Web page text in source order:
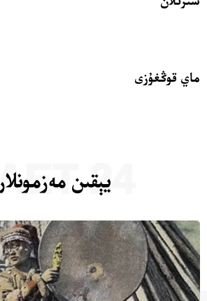
ماي قوڭغۇزى
يېقىن مەزمونلار
24 SAET